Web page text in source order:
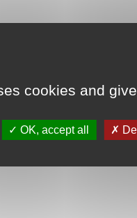
cookies and
OK, accept all